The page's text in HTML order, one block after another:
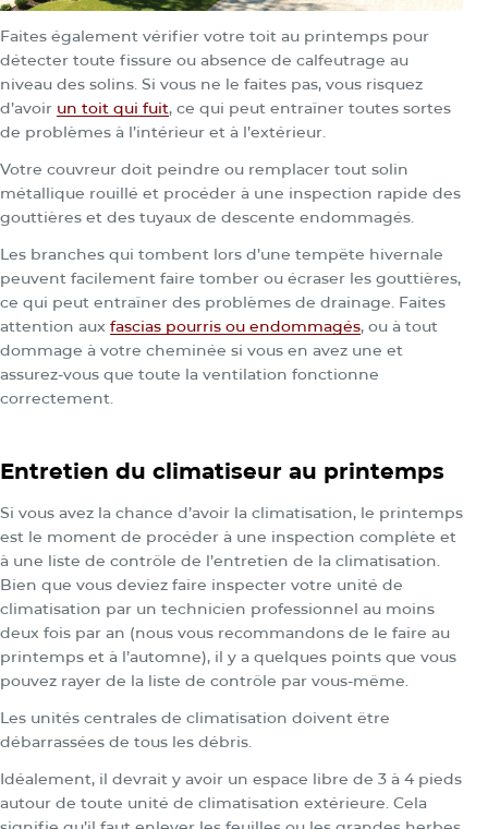
Faites également vérifier votre toit au printemps pour
détecter toute fissure ou absence de calfeutrage au
niveau des solins. Si vous ne le faites pas, vous risquez
d’avoir un toit qui fuit, ce qui peut entraîner toutes sortes
de problèmes à l’intérieur et à l’extérieur.
Votre couvreur doit peindre ou remplacer tout solin
métallique rouillé et procéder à une inspection rapide des
gouttières et des tuyaux de descente endommagés.
Les branches qui tombent lors d’une tempête hivernale
peuvent facilement faire tomber ou écraser les gouttières,
ce qui peut entraîner des problèmes de drainage. Faites
attention aux fascias pourris ou endommagés, ou à tout
dommage à votre cheminée si vous en avez une et
assurez-vous que toute la ventilation fonctionne
correctement.
Entretien du climatiseur au printemps
Si vous avez la chance d’avoir la climatisation, le printemps
est le moment de procéder à une inspection complète et
à une liste de contrôle de l’entretien de la climatisation.
Bien que vous deviez faire inspecter votre unité de
climatisation par un technicien professionnel au moins
deux fois par an (nous vous recommandons de le faire au
printemps et à l’automne), il y a quelques points que vous
pouvez rayer de la liste de contrôle par vous-même.
Les unités centrales de climatisation doivent être
débarrassées de tous les débris.
Idéalement, il devrait y avoir un espace libre de 3 à 4 pieds
autour de toute unité de climatisation extérieure. Cela